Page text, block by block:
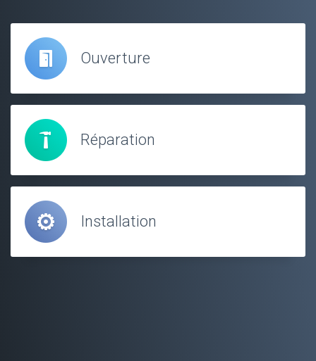
Ouverture
Réparation
Installation